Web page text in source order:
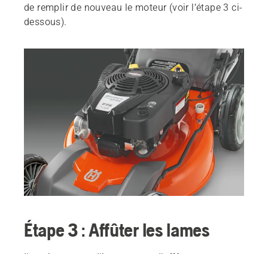
de remplir de nouveau le moteur (voir l’étape 3 ci-
dessous).
Étape 3 : Affûter les lames